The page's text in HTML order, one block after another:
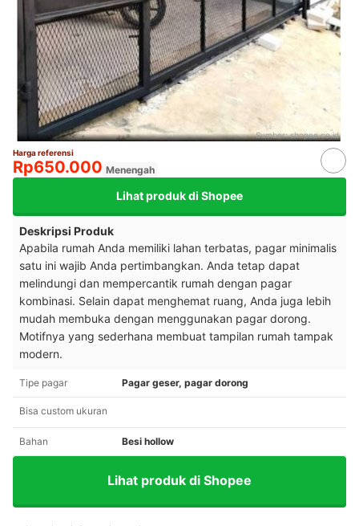
Sumber:shopee.co.id
Harga referensi
Rp650.000 Menengah
Lihat produk di Shopee
Deskripsi Produk
Apabila rumah Anda memiliki lahan terbatas, pagar minimalis
satu ini wajib Anda pertimbangkan. Anda tetap dapat
melindungi dan mempercantik rumah dengan pagar
kombinasi. Selain dapat menghemat ruang, Anda juga lebih
mudah membuka dengan menggunakan pagar dorong.
Motifnya yang sederhana membuat tampilan rumah tampak
modern.
Tipe pagar Pagar geser, pagar dorong
Bisa custom ukuran
Bahan Besi hollow
Lihat produk di Shopee